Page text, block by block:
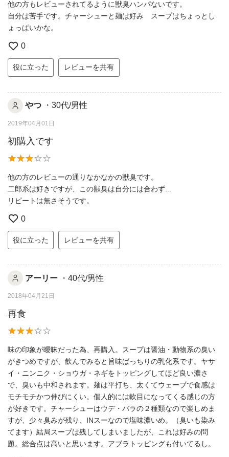
他の方もレビューされてるように獣臭ハンパないです。
自分は苦手です。チャーシューと麺は好み スープはちょっとし
ょっぱいかな。
0
役に立った レビューを共有
やつ ・30代/男性
2019年04月01日
初購入です
他の方のレビューの通りなかなかの獣臭です。
二郎系は好きですが、この獣臭は自分には合わず...
リピートは無さそうです。
0
役に立った レビューを共有
アーリー ・40代/男性
2018年04月21日
再食
味の印象が曖昧だった為、再購入。スープは醤油・動物系の臭い
がきつめですが、飲んでみると旨味ばっちりの乳化系です。ヤサ
イ・ニンニク・ショウガ・ネギをトッピングしてほど良い濃さ
で、臭いも中和されます。麺は平打ち、太くてウェーブで食感は
モチモチかつ伸びにくい。個人的には軟目になってくる感じの方
が好きです。チャーシューはウデ・バラの２種類なので楽しめま
すが、少々臭みが残り、INスーなので塩味濃いめ。（臭いも染み
てます）結局スープは残してしまいましたが、これは好みの問
題。総合点は高いと思います。アブラトッピングも付いてるし。